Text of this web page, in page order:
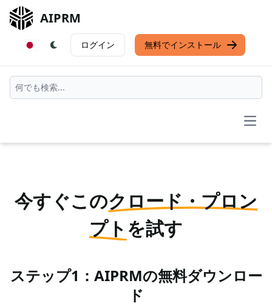
AIPRM
ログイン 無料でインストール
今すぐこのクロード・プロン
プト を試す
ステップ1：AIPRMの無料ダウンロー
ド